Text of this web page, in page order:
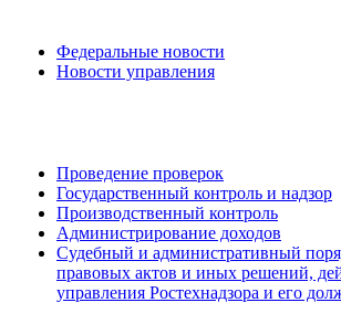
Федеральные новости
Новости управления
Проведение проверок
Государственный контроль и надзор
Производственный контроль
Администрирование доходов
Судебный и административный
правовых актов и иных решений,
управления Ростехнадзора и его